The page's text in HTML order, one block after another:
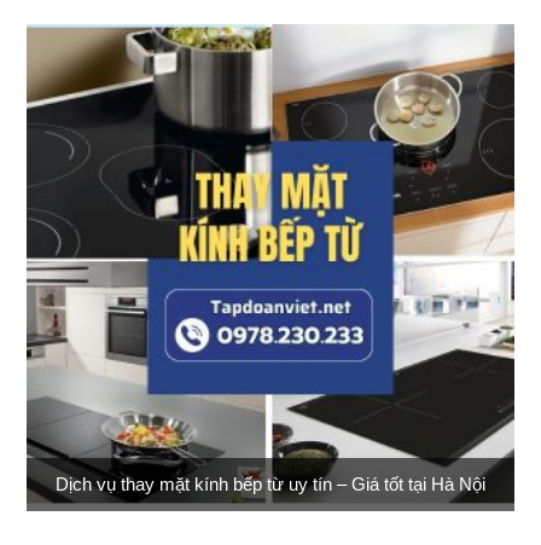
Dịch vụ thay mặt kính bếp từ uy tín – Giá tốt tại Hà Nội